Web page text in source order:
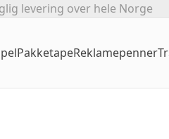
levering over hele Norge
PakketapeReklamepenner